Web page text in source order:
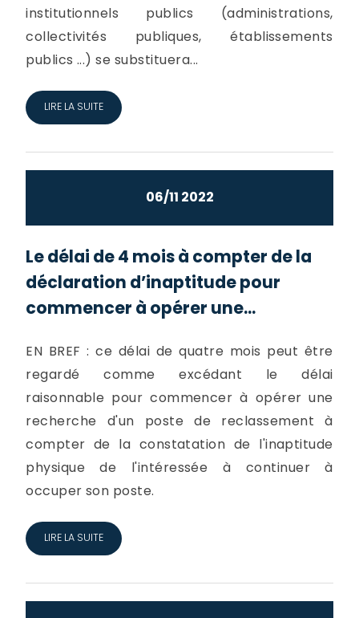
institutionnels publics (administrations,
collectivités publiques, établissements
publics ...) se substituera...
LIRE LA SUITE
06/11 2022
Le délai de 4 mois à compter de la
déclaration d’inaptitude pour
commencer à opérer une...
EN BREF : ce délai de quatre mois peut être
regardé comme excédant le délai
raisonnable pour commencer à opérer une
recherche d'un poste de reclassement à
compter de la constatation de l'inaptitude
physique de l'intéressée à continuer à
occuper son poste.
LIRE LA SUITE